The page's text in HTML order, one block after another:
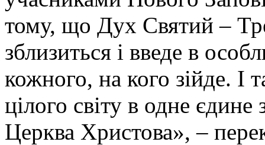
тому, що Дух Святий –
зблизиться і введе в
кожного, на кого зійде. І
цілого світу в одне
Церква Христова», –